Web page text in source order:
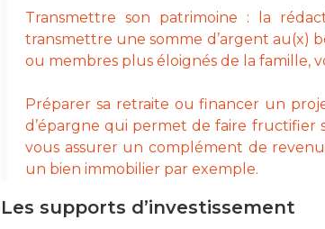
Transmettre son patrimoine : la
transmettre une somme d’argent au(x)
ou membres plus éloignés de la famille,
Préparer sa retraite ou financer un
d’épargne qui permet de faire fructifier
vous assurer un complément de
un bien immobilier par exemple.
Les supports d’investissement